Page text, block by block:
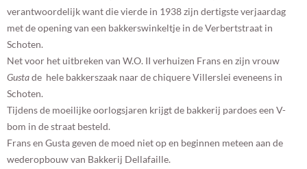
verantwoordelijk want die vierde in 1938 zijn dertigste verjaardag
met de opening van een bakkerswinkeltje in de Verbertstraat in
Schoten.
Net voor het uitbreken van W.O. II verhuizen Frans en zijn vrouw
Gustade hele bakkerszaak naar de chiquere Villerslei eveneens in
Schoten.
Tijdens de moeilijke oorlogsjaren krijgt de bakkerij pardoes een V-
bom in de straat besteld.
Frans en Gusta geven de moed niet op en beginnen meteen aan de
wederopbouw van Bakkerij Dellafaille.